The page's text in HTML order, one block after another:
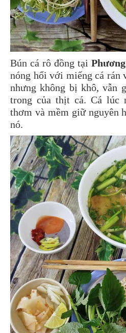
Bún cá rô đồng tại
nóng hổi với miếng cá rán
nhưng không bị khô, vẫn
trong của thịt cá. Cá lúc
thơm và mềm giữ nguyên
nó.